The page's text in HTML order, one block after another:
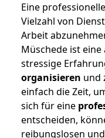
Eine professionelle
Vielzahl von
Arbeit
Müschede ist
stressige
organisieren und
einfach die Zeit,
sich für eine
entscheiden,
reibungslosen